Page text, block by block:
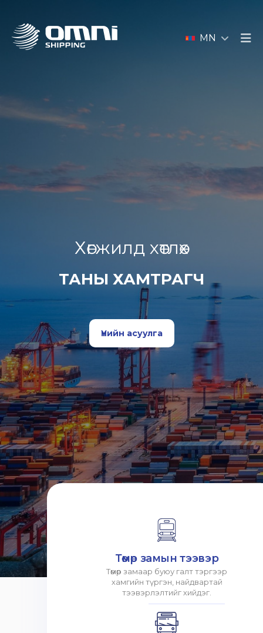
MN
Хөгжилд хөтлөх
ТАНЫ ХАМТРАГЧ
Үнийн асуулга
Төмөр замын тээвэр
Төмөр замаар буюу галт тэргээр
хамгийн түргэн, найдвартай
тээвэрлэлтийг хийдэг.